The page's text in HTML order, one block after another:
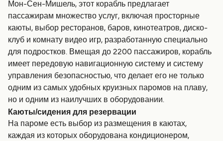
Мон-Сен-Мишель, этот корабль предлагает
пассажирам множество услуг, включая просторные
каюты, выбор ресторанов, баров, кинотеатров, диско-
клуб и комнату видео игр, разработанную специально
для подростков. Вмещая до 2200 пассажиров, корабль
имеет передовую навигационную систему и систему
управления безопасностью, что делает его не только
одним из самых удобных круизных паромов на плаву,
но и одним из наилучших в оборудовании.
Каюты/сидения для резервации
На пароме есть выбор из размещения в каютах,
каждая из которых оборудована кондиционером,